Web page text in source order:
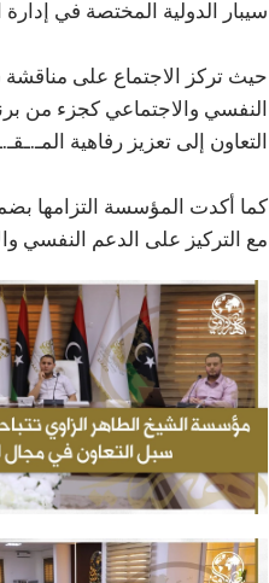
سيبار الدولية المختصة في
حيث تركز الاجتماع على
التعاون إلى تعزيز رفاهية
كما أكدت المؤسسة التزامها
مع التركيز على الدعم النفسي